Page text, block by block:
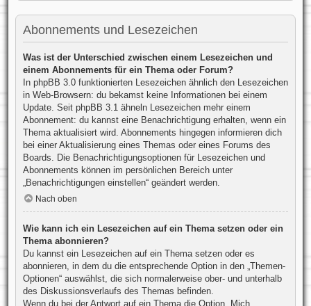
Abonnements und Lesezeichen
Was ist der Unterschied zwischen einem Lesezeichen und
einem Abonnements für ein Thema oder Forum?
In phpBB 3.0 funktionierten Lesezeichen ähnlich den Lesezeichen
in Web-Browsern: du bekamst keine Informationen bei einem
Update. Seit phpBB 3.1 ähneln Lesezeichen mehr einem
Abonnement: du kannst eine Benachrichtigung erhalten, wenn ein
Thema aktualisiert wird. Abonnements hingegen informieren dich
bei einer Aktualisierung eines Themas oder eines Forums des
Boards. Die Benachrichtigungsoptionen für Lesezeichen und
Abonnements können im persönlichen Bereich unter
„Benachrichtigungen einstellen“ geändert werden.
Nach oben
Wie kann ich ein Lesezeichen auf ein Thema setzen oder ein
Thema abonnieren?
Du kannst ein Lesezeichen auf ein Thema setzen oder es
abonnieren, in dem du die entsprechende Option in den „Themen-
Optionen“ auswählst, die sich normalerweise ober- und unterhalb
des Diskussionsverlaufs des Themas befinden.
Wenn du bei der Antwort auf ein Thema die Option „Mich